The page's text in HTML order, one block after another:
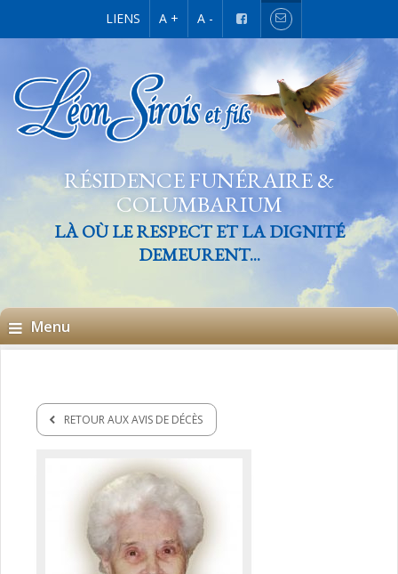
LIENS A + A -
RÉSIDENCE FUNÉRAIRE &
COLUMBARIUM
LÀ OÙ LE RESPECT ET LA DIGNITÉ
DEMEURENT...
Menu
RETOUR AUX AVIS DE DÉCÈS